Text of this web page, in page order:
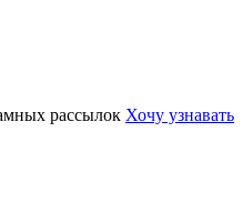
рассылок Хочу узнавать